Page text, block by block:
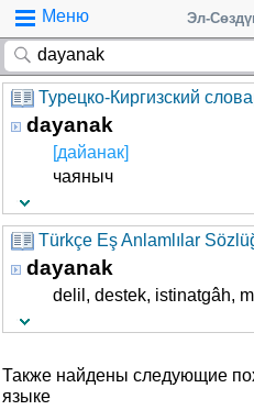
Меню Эл-
Турецко-Киргизский
dayanak
[дайанак]
чаяныч
Türkçe Eş Anlamlılar
dayanak
delil, destek, istinatgâh,
Также найдены следующие
языке